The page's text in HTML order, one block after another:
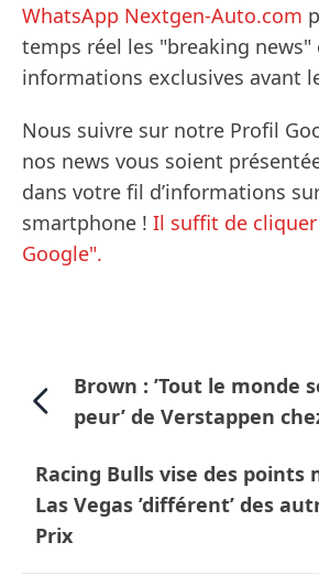
WhatsApp Nextgen-Auto.com
temps réel les "breaking news"
informations exclusives avant
Nous suivre sur notre Profil
nos news vous soient
dans votre fil d’informations
smartphone ! Il suffit de
Google".
Brown : ’Tout le monde
peur’ de Verstappen
Racing Bulls vise des points
Las Vegas ’différent’ des
Prix